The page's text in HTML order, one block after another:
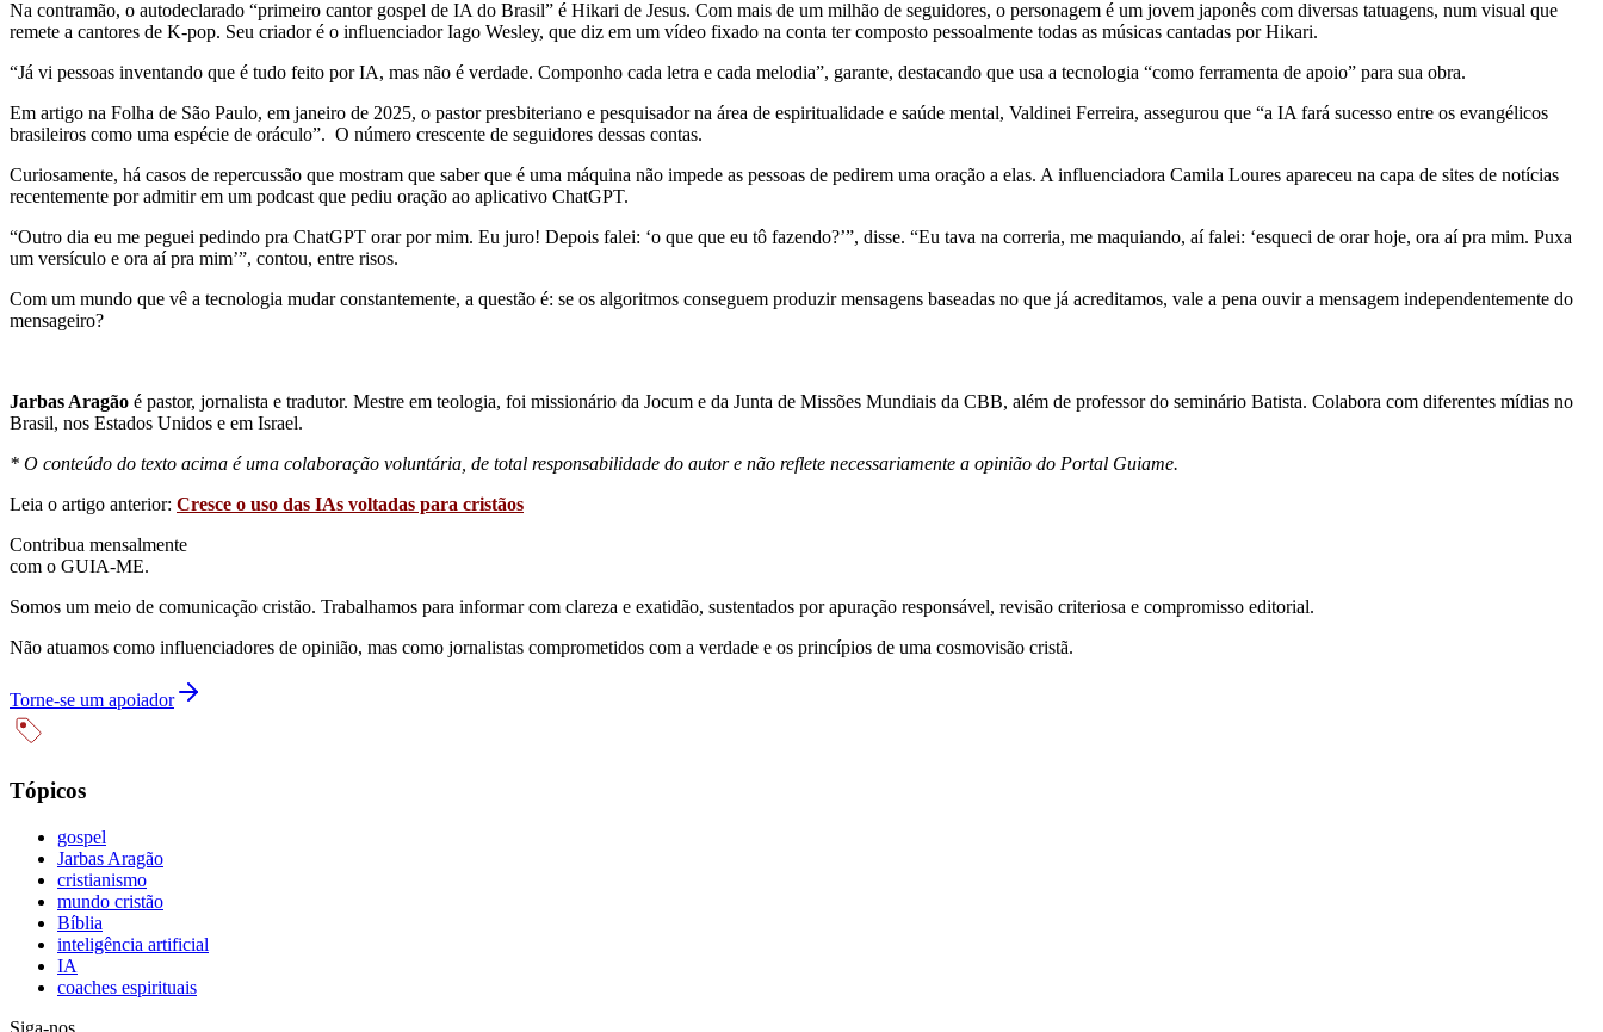
Na contramão, o autodeclarado “primeiro cantor gospel de IA do Brasil” é Hikari de Jesus. Com mais de um milhão de seguidores, o personagem é um jovem japonês com diversas tatuagens, num visual que
remete a cantores de K-pop. Seu criador é o influenciador Iago Wesley, que diz em um vídeo fixado na conta ter composto pessoalmente todas as músicas cantadas por Hikari.
“Já vi pessoas inventando que é tudo feito por IA, mas não é verdade. Componho cada letra e cada melodia”, garante, destacando que usa a tecnologia “como ferramenta de apoio” para sua obra.
Em artigo na Folha de São Paulo, em janeiro de 2025, o pastor presbiteriano e pesquisador na área de espiritualidade e saúde mental, Valdinei Ferreira, assegurou que “a IA fará sucesso entre os evangélicos
brasileiros como uma espécie de oráculo”. O número crescente de seguidores dessas contas.
Curiosamente, há casos de repercussão que mostram que saber que é uma máquina não impede as pessoas de pedirem uma oração a elas. A influenciadora Camila Loures apareceu na capa de sites de notícias
recentemente por admitir em um podcast que pediu oração ao aplicativo ChatGPT.
“Outro dia eu me peguei pedindo pra ChatGPT orar por mim. Eu juro! Depois falei: ‘o que que eu tô fazendo?’”, disse. “Eu tava na correria, me maquiando, aí falei: ‘esqueci de orar hoje, ora aí pra mim. Puxa
um versículo e ora aí pra mim’”, contou, entre risos.
Com um mundo que vê a tecnologia mudar constantemente, a questão é: se os algoritmos conseguem produzir mensagens baseadas no que já acreditamos, vale a pena ouvir a mensagem independentemente do
mensageiro?
Jarbas Aragão é pastor, jornalista e tradutor. Mestre em teologia, foi missionário da Jocum e da Junta de Missões Mundiais da CBB, além de professor do seminário Batista. Colabora com diferentes mídias no
Brasil, nos Estados Unidos e em Israel.
* O conteúdo do texto acima é uma colaboração voluntária, de total responsabilidade do autor e não reflete necessariamente a opinião do Portal Guiame.
Leia o artigo anterior: Cresce o uso das IAs voltadas para cristãos
Contribua mensalmente
com o GUIA-ME.
Somos um meio de comunicação cristão. Trabalhamos para informar com clareza e exatidão, sustentados por apuração responsável, revisão criteriosa e compromisso editorial.
Não atuamos como influenciadores de opinião, mas como jornalistas comprometidos com a verdade e os princípios de uma cosmovisão cristã.
Torne-se um apoiador
Tópicos
gospel
Jarbas Aragão
cristianismo
mundo cristão
Bíblia
inteligência artificial
IA
coaches espirituais
Siga-nos